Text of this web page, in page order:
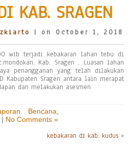
KAB. SRAGEN
| on October 1, 2018
wib terjadi kebakaran lahan tebu di
Kab. Sragen , Luasan lahan
penangganan yang telah dilakukan
Kabupaten Sragen antara lain merapat
dan melakukan asesmen
Bencana
| No Comments »
kebakaran di kab. kudus »